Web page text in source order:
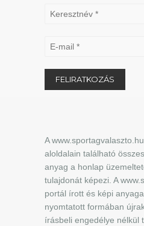
A
aloldalain található
anyag a honlap
tulajdonát képezi. A
portál írott és képi
nyomtatott formában
írásbeli engedélye nélkül